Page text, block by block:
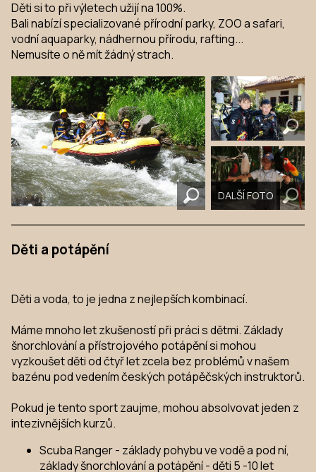
Děti si to při výletech užijí na 100%.
Bali nabízí specializované přírodní parky, ZOO a safari,
vodní aquaparky, nádhernou přírodu, rafting...
Nemusíte o ně mít žádný strach.
DALŠÍ FOTO
Děti a potápění
Děti a voda, to je jedna z nejlepších kombinací.
Máme mnoho let zkušeností při práci s dětmi. Základy
šnorchlování a přístrojového potápění si mohou
vyzkoušet děti od čtyř let zcela bez problémů v našem
bazénu pod vedením českých potápěčských instruktorů.
Pokud je tento sport zaujme, mohou absolvovat jeden z
intezivnějších kurzů.
Scuba Ranger - základy pohybu ve vodě a pod ní,
základy šnorchlování a potápění - děti 5 -10 let